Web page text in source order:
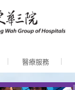
醫療服務